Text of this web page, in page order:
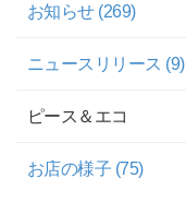
お知らせ (269)
ニュースリリース (9)
ピース＆エコ
お店の様子 (75)